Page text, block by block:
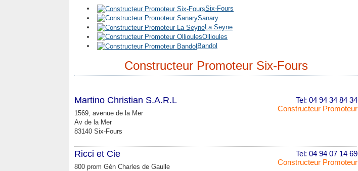
Six-Fours
Sanary
La Seyne
Ollioules
Bandol
Constructeur Promoteur Six-Fours
Tel: 04 94 34 84 34
Constructeur Promoteur
Martino Christian S.A.R.L
1569, avenue de la Mer
Av de la Mer
83140 Six-Fours
Tel: 04 94 07 14 69
Constructeur Promoteur
Ricci et Cie
800 prom Gén Charles de Gaulle